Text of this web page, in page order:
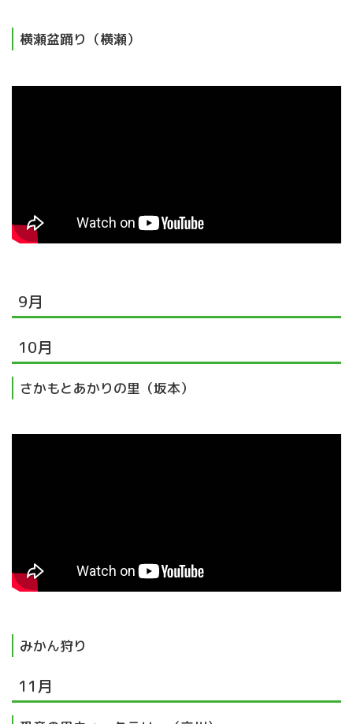
横瀬盆踊り（横瀬）
9月
10月
さかもとあかりの里（坂本）
みかん狩り
11月